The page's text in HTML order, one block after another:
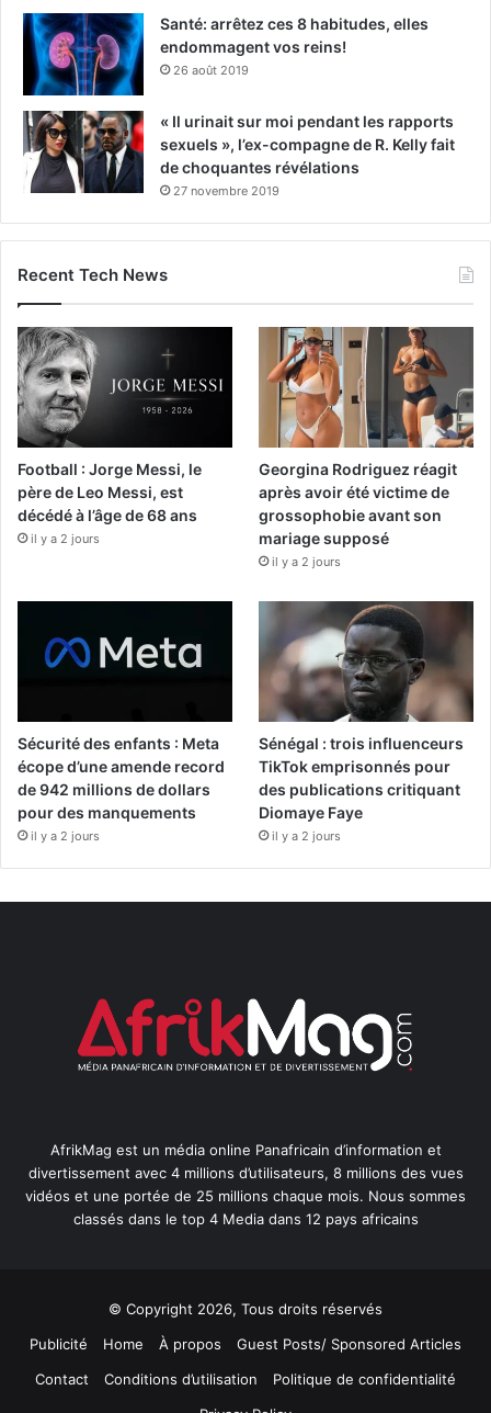
Santé: arrêtez ces 8 habitudes, elles
endommagent vos reins!
26 août 2019
« Il urinait sur moi pendant les rapports
sexuels », l’ex-compagne de R. Kelly fait
de choquantes révélations
27 novembre 2019
Recent Tech News
Football : Jorge Messi, le
père de Leo Messi, est
décédé à l’âge de 68 ans
il y a 2 jours
Georgina Rodriguez réagit
après avoir été victime de
grossophobie avant son
mariage supposé
il y a 2 jours
Sécurité des enfants : Meta
écope d’une amende record
de 942 millions de dollars
pour des manquements
il y a 2 jours
Sénégal : trois influenceurs
TikTok emprisonnés pour
des publications critiquant
Diomaye Faye
il y a 2 jours
AfrikMag est un média online Panafricain d’information et
divertissement avec 4 millions d’utilisateurs, 8 millions des vues
vidéos et une portée de 25 millions chaque mois. Nous sommes
classés dans le top 4 Media dans 12 pays africains
© Copyright 2026, Tous droits réservés
Publicité
Home À propos
Guest Posts/ Sponsored Articles
Contact
Conditions d’utilisation
Politique de confidentialité